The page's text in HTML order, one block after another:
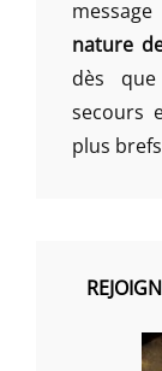
nature
dès
secours
plus